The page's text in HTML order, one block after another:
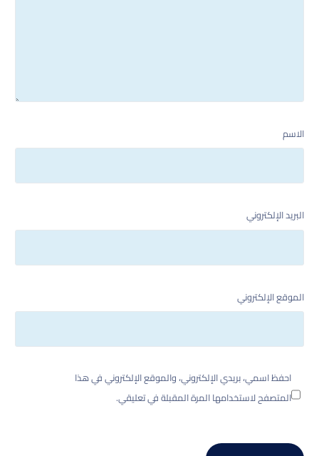
الاسم
البريد الإلكتروني
الموقع الإلكتروني
احفظ اسمي، بريدي الإلكتروني، والموقع الإلكتروني في هذا
المتصفح لاستخدامها المرة المقبلة في تعليقي.